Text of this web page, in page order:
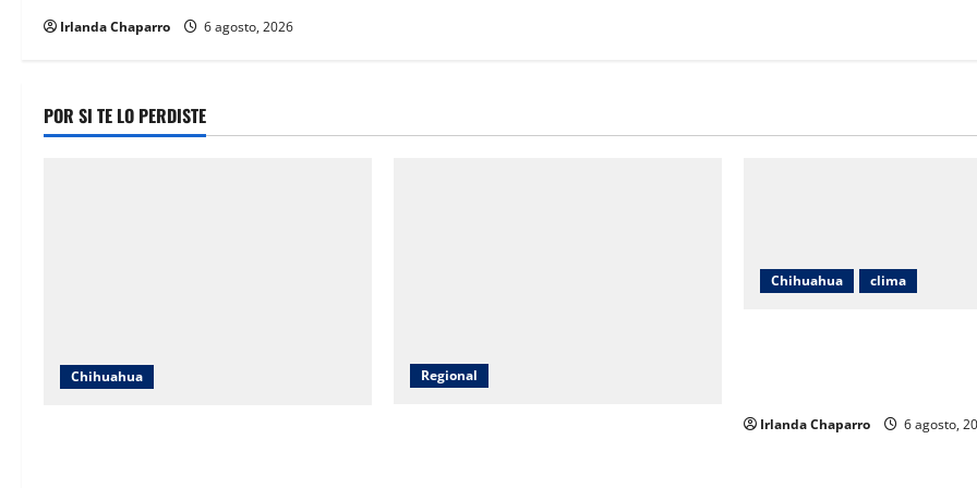
Irlanda Chaparro 6 agosto, 2026
POR SI TE LO PERDISTE
Chihuahua Regional
Chihuahua clima
Irlanda Chaparro 6 agosto,